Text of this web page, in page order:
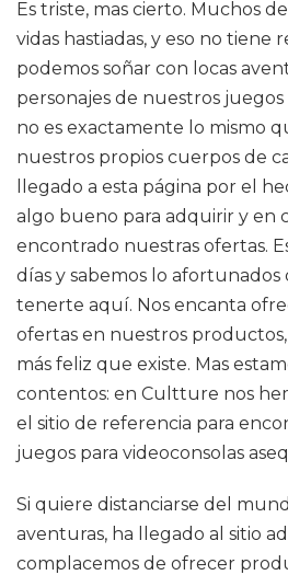
Es triste, mas cierto. Muchos
vidas hastiadas, y eso no tiene
podemos soñar con locas
personajes de nuestros
no es exactamente lo mismo
nuestros propios cuerpos de
llegado a esta página por el
algo bueno para adquirir y en
encontrado nuestras ofertas.
días y sabemos lo afortunados
tenerte aquí. Nos encanta
ofertas en nuestros
más feliz que existe. Mas
contentos: en Cultture nos
el sitio de referencia para
juegos para videoconsolas
Si quiere distanciarse del
aventuras, ha llegado al sitio
complacemos de ofrecer